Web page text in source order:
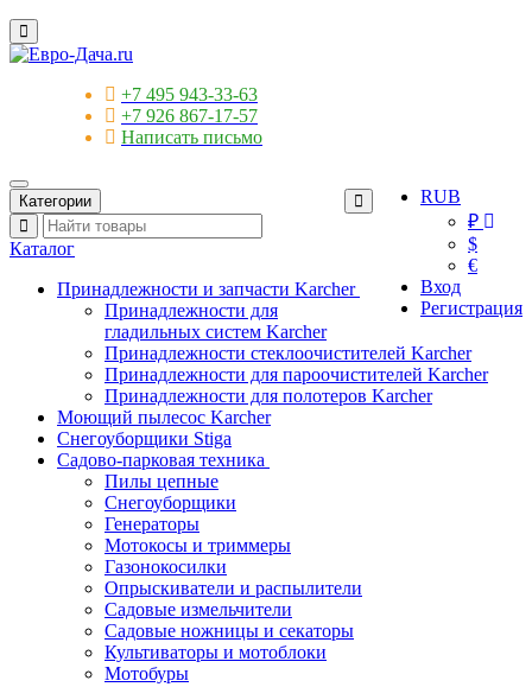
+7 495 943-33-63
+7 926 867-17-57
Написать письмо
RUB
₽
$
€
Вход
Регистрация
Категории
Каталог
Принадлежности и запчасти Karcher
Принадлежности для
гладильных систем Karcher
Принадлежности стеклоочистителей Karcher
Принадлежности для пароочистителей Karcher
Принадлежности для полотеров Karcher
Моющий пылесос Karcher
Снегоуборщики Stiga
Садово-парковая техника
Пилы цепные
Снегоуборщики
Генераторы
Мотокосы и триммеры
Газонокосилки
Опрыскиватели и распылители
Садовые измельчители
Садовые ножницы и секаторы
Культиваторы и мотоблоки
Мотобуры